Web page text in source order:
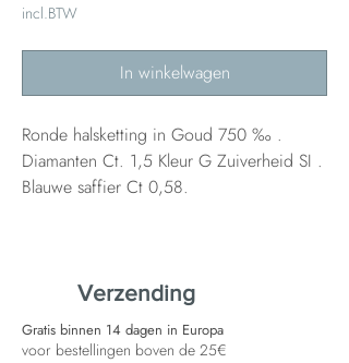
incl.BTW
In winkelwagen
Ronde halsketting in Goud 750 ‰ .
Diamanten Ct. 1,5 Kleur G Zuiverheid SI .
Blauwe saffier Ct 0,58.
Verzending
Gratis binnen 14 dagen in Europa
voor bestellingen boven de 25€